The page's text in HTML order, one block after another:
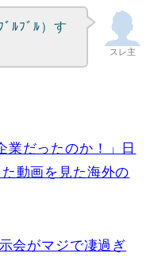
スレ主
ﾙﾌﾞﾙ）す
業だったのか！」日
動画を見た海外の
会がマジで凄過ぎ